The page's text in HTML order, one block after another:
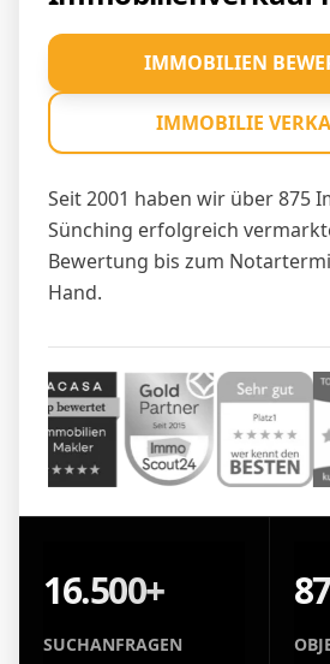
Seit 2001 haben wir über 875
Sünching erfolgreich
Bewertung bis zum
Hand.
IMMOBILIEN
IMMOBILIE
16.500+
SUCHANFRAGEN